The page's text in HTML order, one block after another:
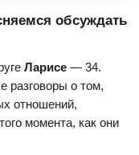
связь с другими
нового человека
об открытых
обсуждать
Ларисе — 34.
разговоры о том,
отношений,
момента, как они